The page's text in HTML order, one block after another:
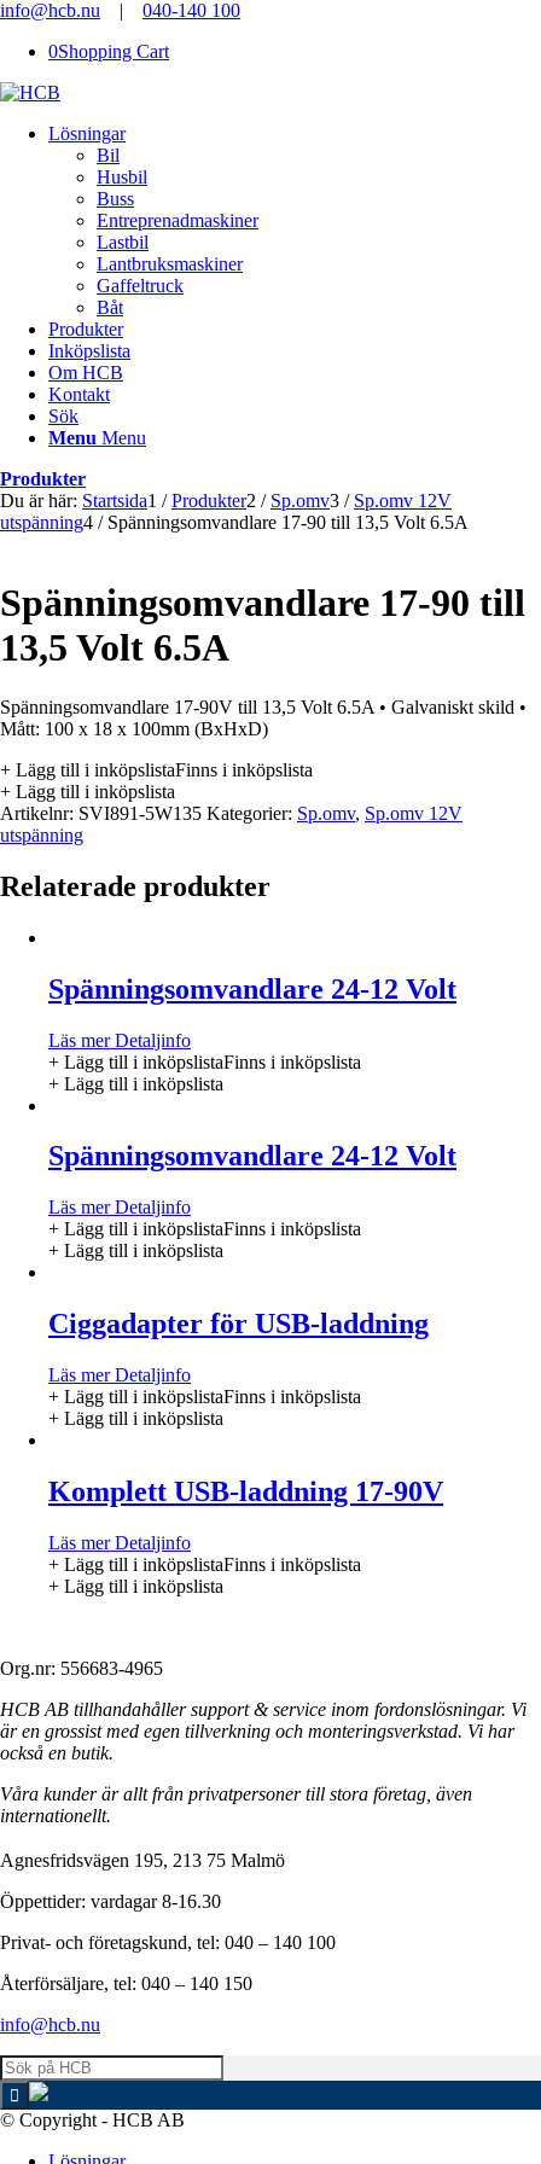
info@hcb.nu | 040-140 100
0Shopping Cart
Lösningar
Bil
Husbil
Buss
Entreprenadmaskiner
Lastbil
Lantbruksmaskiner
Gaffeltruck
Båt
Produkter
Inköpslista
Om HCB
Kontakt
Sök
Menu Menu
Produkter
Du är här: Startsida1 / Produkter2 / Sp.omv3 / Sp.omv 12V
utspänning4 / Spänningsomvandlare 17-90 till 13,5 Volt 6.5A
Spänningsomvandlare 17-90 till
13,5 Volt 6.5A
Spänningsomvandlare 17-90V till 13,5 Volt 6.5A • Galvaniskt skild •
Mått: 100 x 18 x 100mm (BxHxD)
+ Lägg till i inköpslistaFinns i inköpslista
+ Lägg till i inköpslista
Artikelnr: SVI891-5W135 Kategorier: Sp.omv, Sp.omv 12V
utspänning
Relaterade produkter
Spänningsomvandlare 24-12 Volt
Läs merDetaljinfo
+ Lägg till i inköpslistaFinns i inköpslista
+ Lägg till i inköpslista
Spänningsomvandlare 24-12 Volt
Läs merDetaljinfo
+ Lägg till i inköpslistaFinns i inköpslista
+ Lägg till i inköpslista
Ciggadapter för USB-laddning
Läs merDetaljinfo
+ Lägg till i inköpslistaFinns i inköpslista
+ Lägg till i inköpslista
Komplett USB-laddning 17-90V
Läs merDetaljinfo
+ Lägg till i inköpslistaFinns i inköpslista
+ Lägg till i inköpslista
Org.nr: 556683-4965
HCB AB tillhandahåller support & service inom fordonslösningar. Vi
är en grossist med egen tillverkning och monteringsverkstad. Vi har
också en butik.
Våra kunder är allt från privatpersoner till stora företag, även
internationellt.
Agnesfridsvägen 195, 213 75 Malmö
Öppettider: vardagar 8-16.30
Privat- och företagskund, tel: 040 – 140 100
Återförsäljare, tel: 040 – 140 150
info@hcb.nu
© Copyright - HCB AB